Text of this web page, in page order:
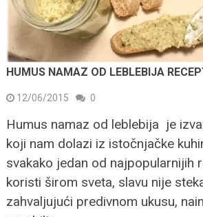
HUMUS NAMAZ OD LEBLEBIJA
12/06/2015 0
Humus namaz od leblebija je
koji nam dolazi iz istočnjačke
svakako jedan od najpopularnijih
koristi širom sveta, slavu nije
zahvaljujući predivnom ukusu,